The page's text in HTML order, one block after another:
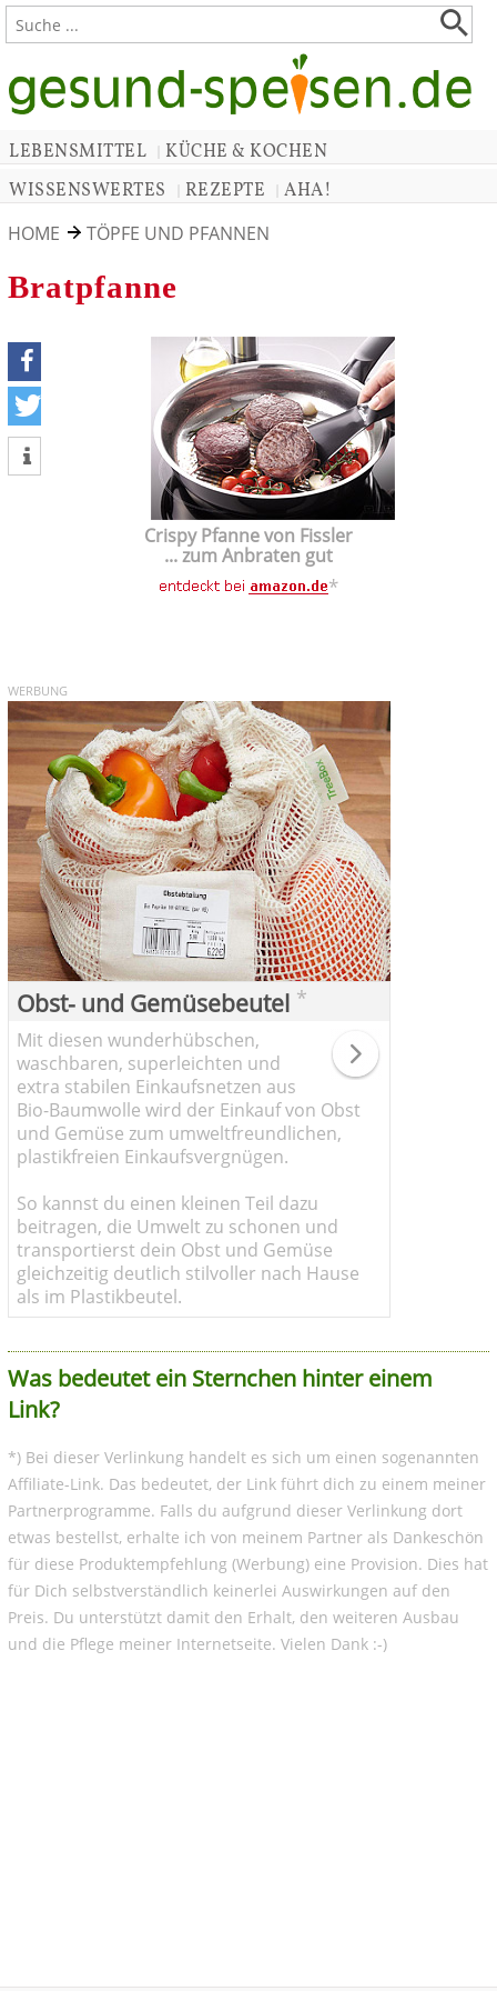
LEBENSMITTEL
KÜCHE & KOCHEN
WISSENSWERTES
REZEPTE
AHA!
HOME
TÖPFE UND PFANNEN
Bratpfanne
teilen
tweet
Crispy Pfanne von Fissler
... zum Anbraten gut
*
WERBUNG
Obst- und Gemüsebeutel *
Mit diesen wunderhübschen,
waschbaren, superleichten und
extra stabilen Einkaufsnetzen aus
Bio-Baumwolle wird der Einkauf von Obst
und Gemüse zum umweltfreundlichen,
plastikfreien Einkaufsvergnügen.
So kannst du einen kleinen Teil dazu
beitragen, die Umwelt zu schonen und
transportierst dein Obst und Gemüse
gleichzeitig deutlich stilvoller nach Hause
als im Plastikbeutel.
Was bedeutet ein Sternchen hinter einem
Link?
*) Bei dieser Verlinkung handelt es sich um einen sogenannten
Affiliate-Link. Das bedeutet, der Link führt dich zu einem meiner
Partnerprogramme. Falls du aufgrund dieser Verlinkung dort
etwas bestellst, erhalte ich von meinem Partner als Dankeschön
für diese Produktempfehlung (Werbung) eine Provision. Dies hat
für Dich selbstverständlich keinerlei Auswirkungen auf den
Preis. Du unterstützt damit den Erhalt, den weiteren Ausbau
und die Pflege meiner Internetseite. Vielen Dank :-)